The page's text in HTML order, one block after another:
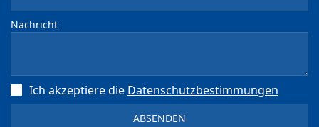
Nachricht
Ich akzeptiere die Datenschutz­bestimmungen